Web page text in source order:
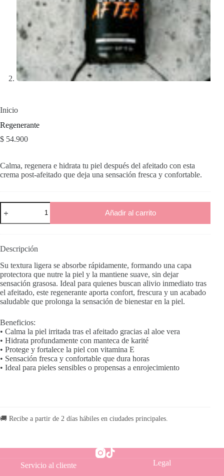
Inicio
Regenerante
$ 54.900
Calma, regenera e hidrata tu piel después del afeitado con esta
crema post‑afeitado que deja una sensación fresca y confortable.
Regenerante
cantidad
Añadir al carrito
Descripción
Su textura ligera se absorbe rápidamente, formando una capa
protectora que nutre la piel y la mantiene suave, sin dejar
sensación grasosa. Ideal para quienes buscan alivio inmediato tras
el afeitado, este regenerante aporta confort, frescura y un acabado
saludable que prolonga la sensación de bienestar en la piel.
Beneficios:
• Calma la piel irritada tras el afeitado gracias al aloe vera
• Hidrata profundamente con manteca de karité
• Protege y fortalece la piel con vitamina E
• Sensación fresca y confortable que dura horas
• Ideal para pieles sensibles o propensas a enrojecimiento
🚚 Recibe a partir de 2 días hábiles en ciudades principales.
Servicio al cliente Legal